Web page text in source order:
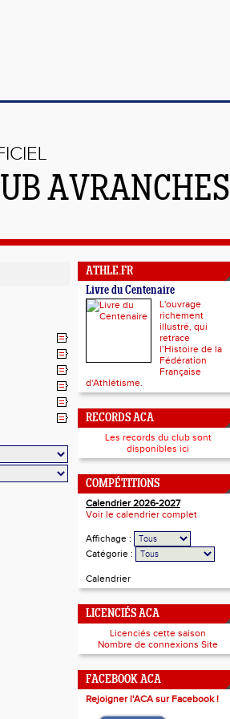
AVRANCHES
ATHLE.FR
Livre du Centenaire
L'ouvrage
richement
illustré, qui
retrace
l’Histoire de la
Fédération
Française
d'Athlétisme.
RECORDS ACA
Les records du club sont
disponibles ici
COMPÉTITIONS
Calendrier 2026-2027
Voir le calendrier complet
Affichage :
Catégorie :
Calendrier
LICENCIÉS ACA
Licenciés cette saison
Nombre de connexions Site
FACEBOOK ACA
Rejoigner l'ACA sur Facebook !